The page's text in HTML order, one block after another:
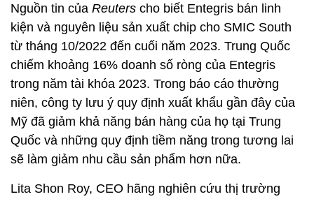
Nguồn tin của Reuters cho biết Entegris bán linh
kiện và nguyên liệu sản xuất chip cho SMIC South
từ tháng 10/2022 đến cuối năm 2023. Trung Quốc
chiếm khoảng 16% doanh số ròng của Entegris
trong năm tài khóa 2023. Trong báo cáo thường
niên, công ty lưu ý quy định xuất khẩu gần đây của
Mỹ đã giảm khả năng bán hàng của họ tại Trung
Quốc và những quy định tiềm năng trong tương lai
sẽ làm giảm nhu cầu sản phẩm hơn nữa.
Lita Shon Roy, CEO hãng nghiên cứu thị trường